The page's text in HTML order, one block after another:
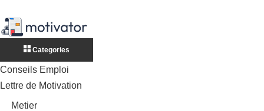
Categories
Conseils Emploi
Lettre de Motivation
Metier